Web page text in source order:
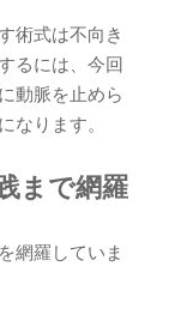
術式は不向き
るには、今回
動脈を止めら
なります。
まで網羅
網羅していま